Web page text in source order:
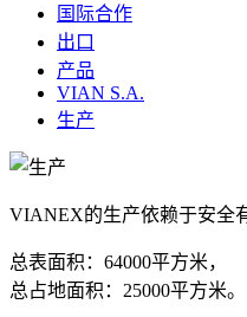
国际合作
出口
产品
VIAN S.A.
生产
VIANEX的生产依赖于安全
总表面积：64000平方米，
总占地面积：25000平方米。